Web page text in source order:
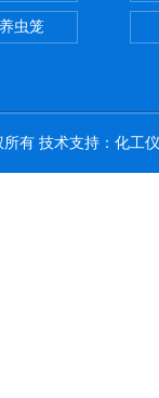
虫笼
有 技术支持： 化工